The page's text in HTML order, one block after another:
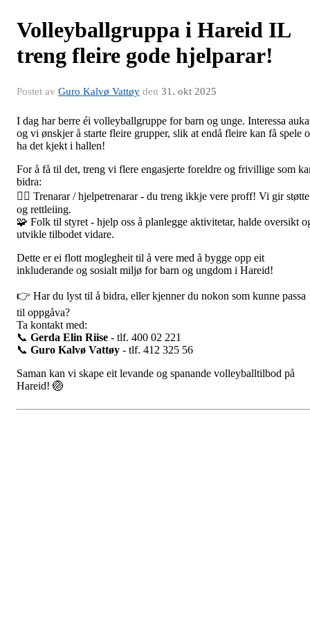
Volleyballgruppa i Hareid IL
treng fleire gode hjelparar!
Postet av Guro Kalvø Vattøy den 31. okt 2025
I dag har berre éi volleyballgruppe for barn og unge. Interessa
og vi ønskjer å starte fleire grupper, slik at endå fleire kan få spele
ha det kjekt i hallen!
For å få til det, treng vi flere engasjerte foreldre og frivillige som
bidra:
🙋‍♀️ Trenarar / hjelpetrenarar - du treng ikkje vere proff! Vi gir støtte
og rettleiing.
🧩 Folk til styret - hjelp oss å planlegge aktivitetar, halde oversikt
utvikle tilbodet vidare.
Dette er ei flott moglegheit til å vere med å bygge opp eit
inkluderande og sosialt miljø for barn og ungdom i Hareid!
👉 Har du lyst til å bidra, eller kjenner du nokon som kunne passa
til oppgåva?
Ta kontakt med:
📞 Gerda Elin Riise - tlf. 400 02 221
📞 Guro Kalvø Vattøy - tlf. 412 325 56
Saman kan vi skape eit levande og spanande volleyballtilbod på
Hareid! 🏐